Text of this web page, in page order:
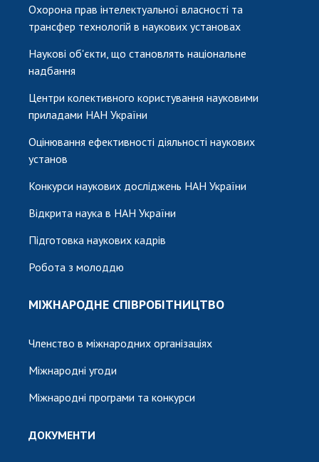
Охорона прав інтелектуальної власності та
трансфер технологій в наукових установах
Наукові об'єкти, що становлять національне
надбання
Центри колективного користування науковими
приладами НАН України
Оцінювання ефективності діяльності наукових
установ
Конкурси наукових досліджень НАН України
Відкрита наука в НАН України
Підготовка наукових кадрів
Робота з молоддю
МІЖНАРОДНЕ СПІВРОБІТНИЦТВО
Членство в міжнародних організаціях
Міжнародні угоди
Міжнародні програми та конкурси
ДОКУМЕНТИ